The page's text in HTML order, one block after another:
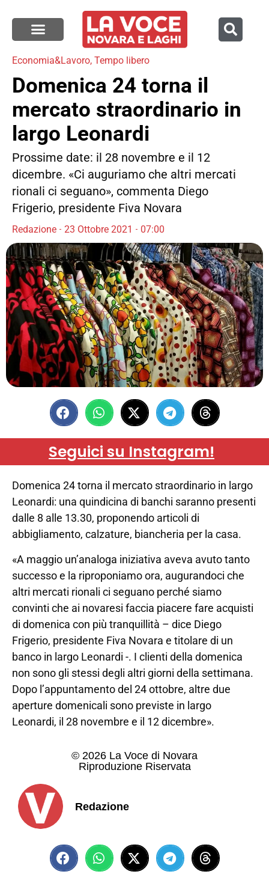
Economia&Lavoro, Tempo libero
Domenica 24 torna il
mercato straordinario in
largo Leonardi
Prossime date: il 28 novembre e il 12
dicembre. «Ci auguriamo che altri mercati
rionali ci seguano», commenta Diego
Frigerio, presidente Fiva Novara
Redazione 23 Ottobre 2021 07:00
Seguici su Instagram!
Domenica 24 torna il mercato straordinario in largo
Leonardi: una quindicina di banchi saranno presenti
dalle 8 alle 13.30, proponendo articoli di
abbigliamento, calzature, biancheria per la casa.
«A maggio un’analoga iniziativa aveva avuto tanto
successo e la riproponiamo ora, augurandoci che
altri mercati rionali ci seguano perché siamo
convinti che ai novaresi faccia piacere fare acquisti
di domenica con più tranquillità – dice Diego
Frigerio, presidente Fiva Novara e titolare di un
banco in largo Leonardi -. I clienti della domenica
non sono gli stessi degli altri giorni della settimana.
Dopo l’appuntamento del 24 ottobre, altre due
aperture domenicali sono previste in largo
Leonardi, il 28 novembre e il 12 dicembre».
© 2026 La Voce di Novara
Riproduzione Riservata
Redazione